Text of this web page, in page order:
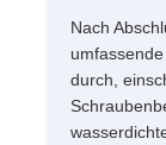
Nach
durch,